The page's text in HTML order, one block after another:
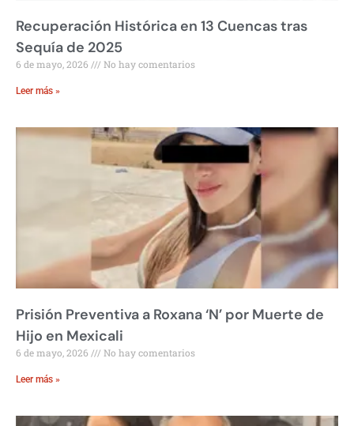
Recuperación Histórica en 13 Cuencas tras
Sequía de 2025
6 de mayo, 2026 No hay comentarios
Leer más »
Prisión Preventiva a Roxana ‘N’ por Muerte de
Hijo en Mexicali
6 de mayo, 2026 No hay comentarios
Leer más »